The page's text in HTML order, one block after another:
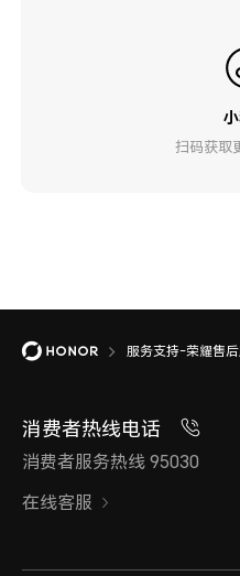
扫码获取
服务支持-荣耀售
消费者热线电话
消费者服务热线 95030
在线客服